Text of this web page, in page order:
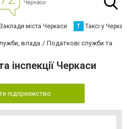
Заклади міста Черкаси Т Таксі у
влада
Податкові служби та
інспекції Черкаси
підприємство